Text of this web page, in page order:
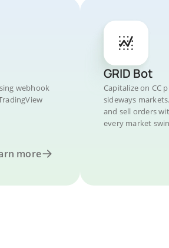
webhook
more
GRID Bot
Capitalize on CC
sideways
and sell orders
every market